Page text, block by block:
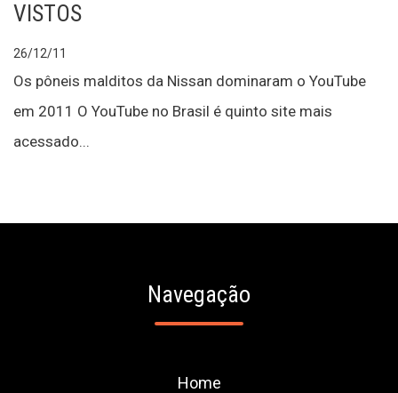
VISTOS
26/12/11
Os pôneis malditos da Nissan dominaram o YouTube
em 2011 O YouTube no Brasil é quinto site mais
acessado...
Navegação
Home